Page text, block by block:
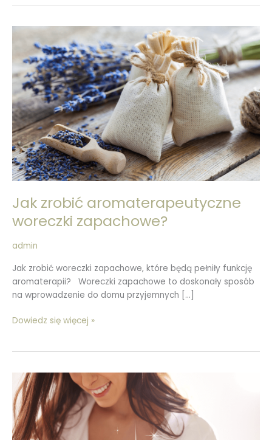
Jak zrobić aromaterapeutyczne
woreczki zapachowe?
admin
Jak zrobić woreczki zapachowe, które będą pełniły funkcję
aromaterapii? Woreczki zapachowe to doskonały sposób
na wprowadzenie do domu przyjemnych […]
Jak
zrobić
aromaterapeutyczne
woreczki
zapachowe?
Dowiedz się więcej »
Pomysł
na
prezent
z
okazji